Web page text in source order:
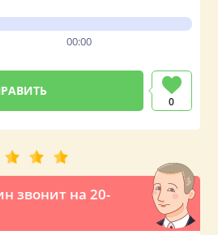
00:00
0
звонит на 20-